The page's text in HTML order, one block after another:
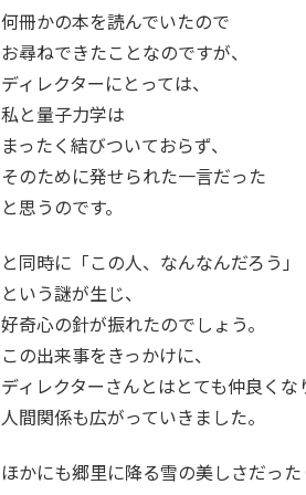
何冊かの本を読んでいたので
お尋ねできたことなのですが、
ディレクターにとっては、
私と量子力学は
まったく結びついておらず、
そのために発せられた一言だった
と思うのです。
と同時に「この人、なんなんだろう」
という謎が生じ、
好奇心の針が振れたのでしょう。
この出来事をきっかけに、
ディレクターさんとはとても仲良くな
人間関係も広がっていきました。
ほかにも郷里に降る雪の美しさだった